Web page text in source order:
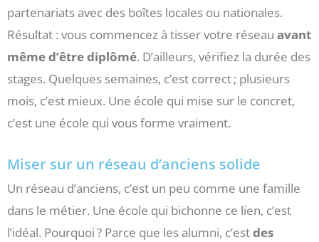
partenariats avec des boîtes locales ou nationales.
Résultat : vous commencez à tisser votre réseau avant
même d’être diplômé. D’ailleurs, vérifiez la durée des
stages. Quelques semaines, c’est correct ; plusieurs
mois, c’est mieux. Une école qui mise sur le concret,
c’est une école qui vous forme vraiment.
Miser sur un réseau d’anciens solide
Un réseau d’anciens, c’est un peu comme une famille
dans le métier. Une école qui bichonne ce lien, c’est
l’idéal. Pourquoi ? Parce que les alumni, c’estdes